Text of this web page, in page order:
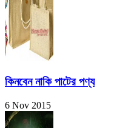
কিনবেন নাকি পাটের পণ্য
6 Nov 2015